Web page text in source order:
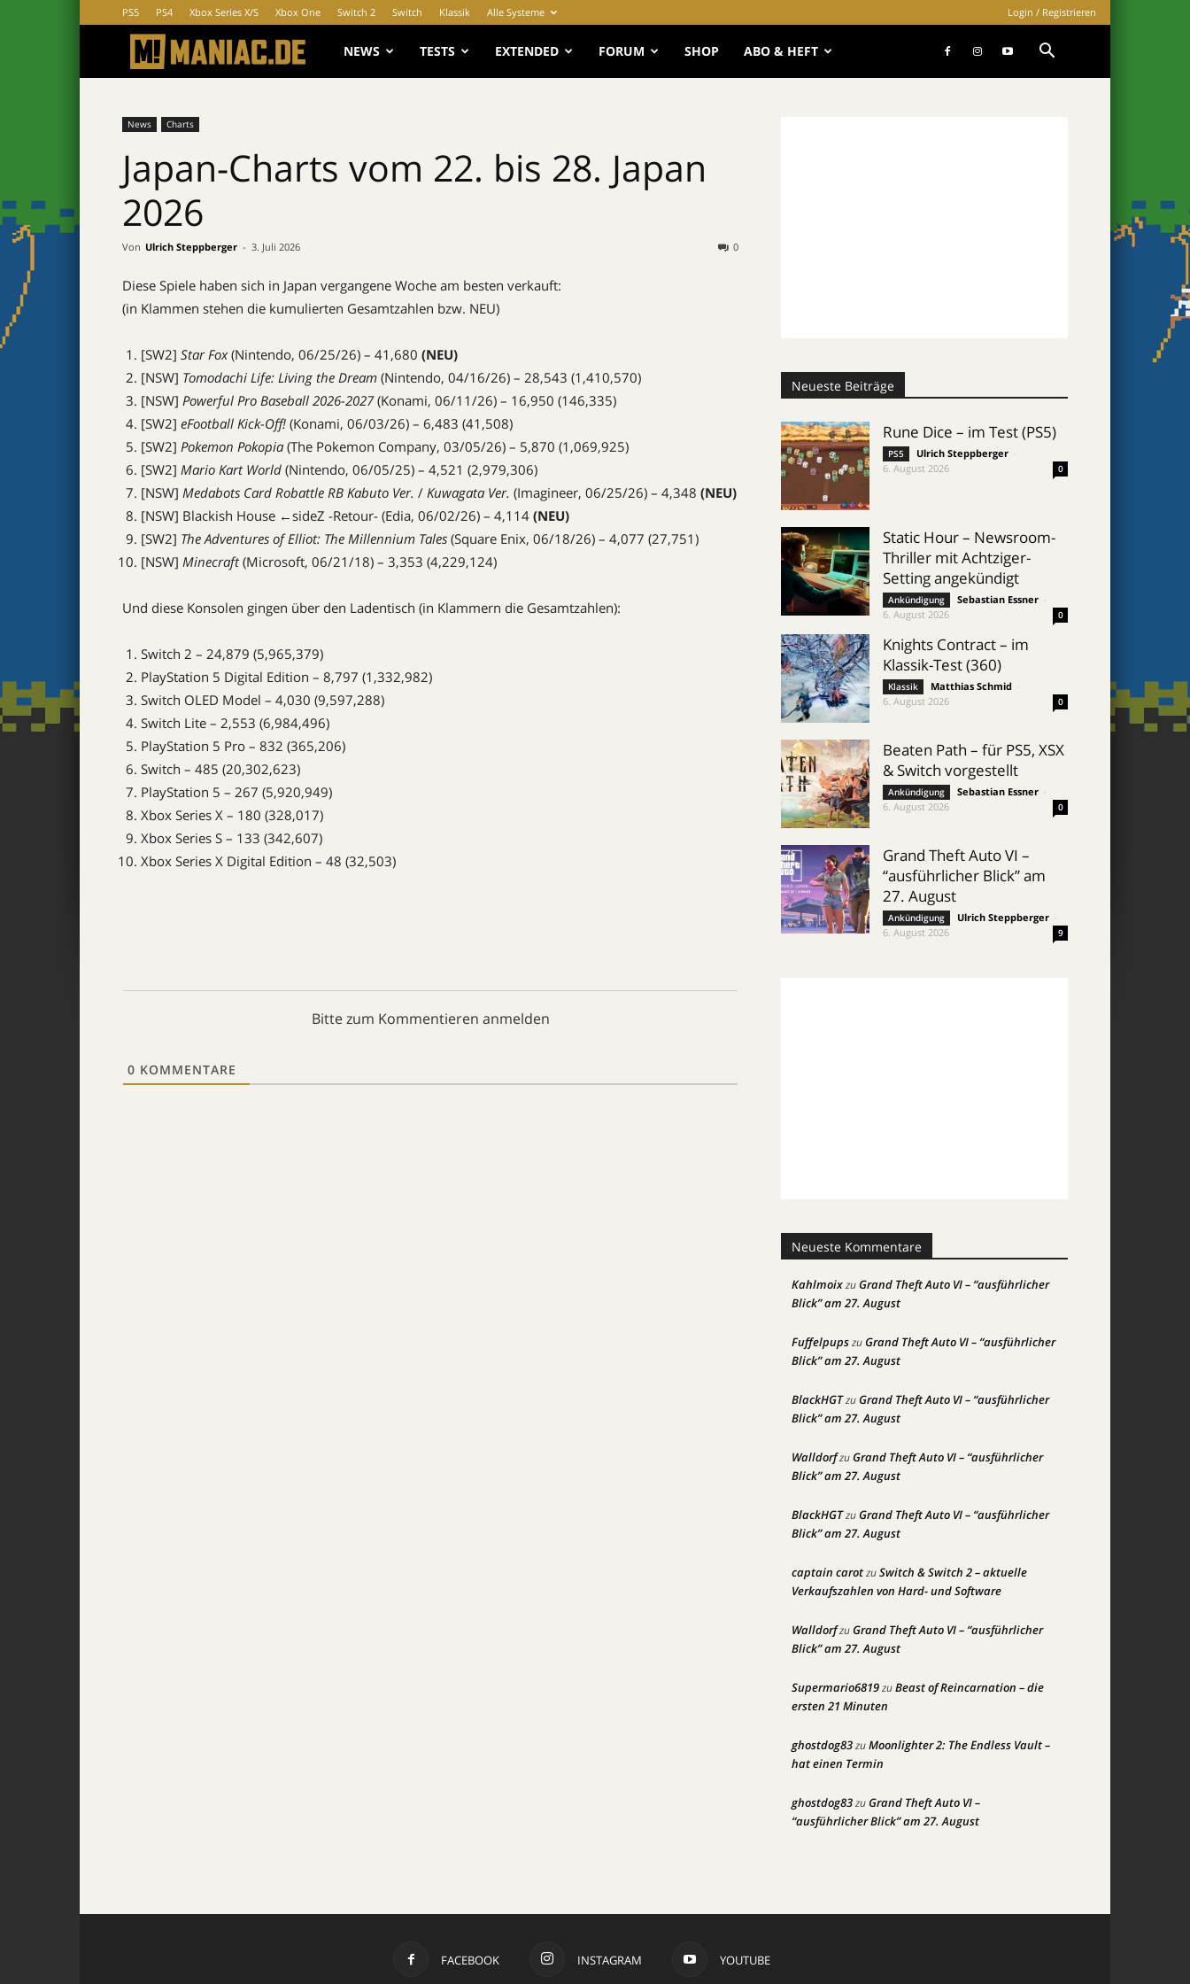
PS5 PS4 Xbox Series X/S Xbox One Switch 2 Switch Klassik Alle Systeme Login / Registrieren
MANIAC.de
NEWS TESTS EXTENDED FORUM SHOP ABO & HEFT
News Charts
Japan-Charts vom 22. bis 28. Japan
2026
Von Ulrich Steppberger - 3. Juli 2026 0
Diese Spiele haben sich in Japan vergangene Woche am besten verkauft:
(in Klammen stehen die kumulierten Gesamtzahlen bzw. NEU)
[SW2] Star Fox(Nintendo, 06/25/26) – 41,680 (NEU)
[NSW] Tomodachi Life: Living the Dream (Nintendo, 04/16/26) – 28,543 (1,410,570)
[NSW] Powerful Pro Baseball 2026-2027(Konami, 06/11/26) – 16,950 (146,335)
[SW2] eFootball Kick-Off! (Konami, 06/03/26) – 6,483 (41,508)
[SW2] Pokemon Pokopia (The Pokemon Company, 03/05/26) – 5,870 (1,069,925)
[SW2] Mario Kart World (Nintendo, 06/05/25) – 4,521 (2,979,306)
[NSW] Medabots Card Robattle RB Kabuto Ver. / Kuwagata Ver. (Imagineer, 06/25/26) – 4,348 (NEU)
[NSW] Blackish House ←sideZ -Retour- (Edia, 06/02/26) – 4,114 (NEU)
[SW2] The Adventures of Elliot: The Millennium Tales (Square Enix, 06/18/26) – 4,077 (27,751)
[NSW] Minecraft(Microsoft, 06/21/18) – 3,353 (4,229,124)
Und diese Konsolen gingen über den Ladentisch (in Klammern die Gesamtzahlen):
Switch 2 – 24,879 (5,965,379)
PlayStation 5 Digital Edition – 8,797 (1,332,982)
Switch OLED Model – 4,030 (9,597,288)
Switch Lite – 2,553 (6,984,496)
PlayStation 5 Pro – 832 (365,206)
Switch – 485 (20,302,623)
PlayStation 5 – 267 (5,920,949)
Xbox Series X – 180 (328,017)
Xbox Series S – 133 (342,607)
Xbox Series X Digital Edition – 48 (32,503)
Bitte zum Kommentieren anmelden
0 KOMMENTARE
Neueste Beiträge
Rune Dice – im Test (PS5)
PS5 Ulrich Steppberger
6. August 2026
0
Static Hour – Newsroom-
Thriller mit Achtziger-
Setting angekündigt
Ankündigung Sebastian Essner
6. August 2026
0
Knights Contract – im
Klassik-Test (360)
Klassik Matthias Schmid
6. August 2026
0
Beaten Path – für PS5, XSX
& Switch vorgestellt
Ankündigung Sebastian Essner
6. August 2026
0
Grand Theft Auto VI –
“ausführlicher Blick” am
27. August
Ankündigung Ulrich Steppberger
6. August 2026
9
Neueste Kommentare
KahlmoixzuGrand Theft Auto VI – “ausführlicher
Blick” am 27. August
FuffelpupszuGrand Theft Auto VI – “ausführlicher
Blick” am 27. August
BlackHGTzuGrand Theft Auto VI – “ausführlicher
Blick” am 27. August
WalldorfzuGrand Theft Auto VI – “ausführlicher
Blick” am 27. August
BlackHGTzuGrand Theft Auto VI – “ausführlicher
Blick” am 27. August
captain carotzuSwitch & Switch 2 – aktuelle
Verkaufszahlen von Hard- und Software
WalldorfzuGrand Theft Auto VI – “ausführlicher
Blick” am 27. August
Supermario6819zuBeast of Reincarnation – die
ersten 21 Minuten
ghostdog83zuMoonlighter 2: The Endless Vault –
hat einen Termin
ghostdog83zuGrand Theft Auto VI –
“ausführlicher Blick” am 27. August
FACEBOOK INSTAGRAM YOUTUBE